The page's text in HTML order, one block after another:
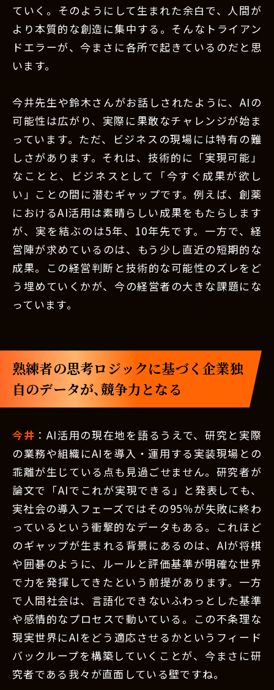
ていく。そのようにして生まれた余白で、人間が
より本質的な創造に集中する。そんなトライアン
ドエラーが、今まさに各所で起きているのだと思
います。
今井先生や鈴木さんがお話しされたように、AIの
可能性は広がり、実際に果敢なチャレンジが始ま
っています。ただ、ビジネスの現場には特有の難
しさがあります。それは、技術的に「実現可能」
なことと、ビジネスとして「今すぐ成果が欲し
い」ことの間に潜むギャップです。例えば、創薬
におけるAI活用は素晴らしい成果をもたらします
が、実を結ぶのは5年、10年先です。一方で、経
営陣が求めているのは、もう少し直近の短期的な
成果。この経営判断と技術的な可能性のズレをど
う埋めていくかが、今の経営者の大きな課題にな
っています。
熟練者の思考ロジックに基づく企業独
自のデータが、競争力となる
今井 ：AI活用の現在地を語るうえで、研究と実際
の業務や組織にAIを導入・運用する実装現場との
乖離が生じている点も見過ごせません。研究者が
論文で「AIでこれが実現できる」と発表しても、
実社会の導入フェーズではその95％が失敗に終わ
っているという衝撃的なデータもある。これほど
のギャップが生まれる背景にあるのは、AIが将棋
や囲碁のように、ルールと評価基準が明確な世界
で力を発揮してきたという前提があります。一方
で人間社会は、言語化できないふわっとした基準
や感情的なプロセスで動いている。この不条理な
現実世界にAIをどう適応させるかというフィード
バックループを構築していくことが、今まさに研
究者である我々が直面している壁ですね。